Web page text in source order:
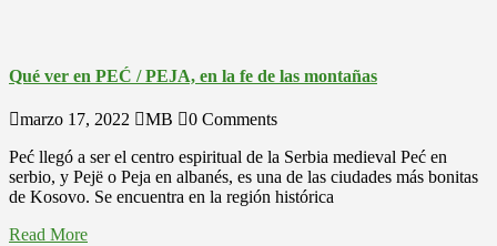
Qué ver en PEĆ / PEJA, en la fe de las montañas
marzo 17, 2022 MB
0 Comments
Peć llegó a ser el centro espiritual de la Serbia medieval Peć en
serbio, y Pejë o Peja en albanés, es una de las ciudades más bonitas
de Kosovo. Se encuentra en la región histórica
Read More